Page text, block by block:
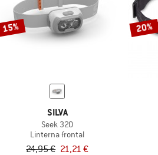
15%
SILVA
Seek 320
Linterna frontal
24,95 € 21,21 €
20%